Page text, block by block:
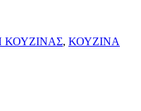
ΚΟΥΖΙΝΑΣ, ΚΟΥΖΙΝΑ